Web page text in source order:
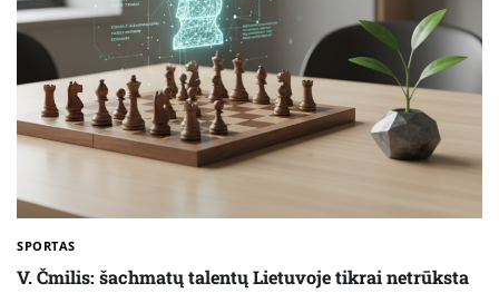
SPORTAS
V. Čmilis: šachmatų talentų Lietuvoje tikrai netrūksta